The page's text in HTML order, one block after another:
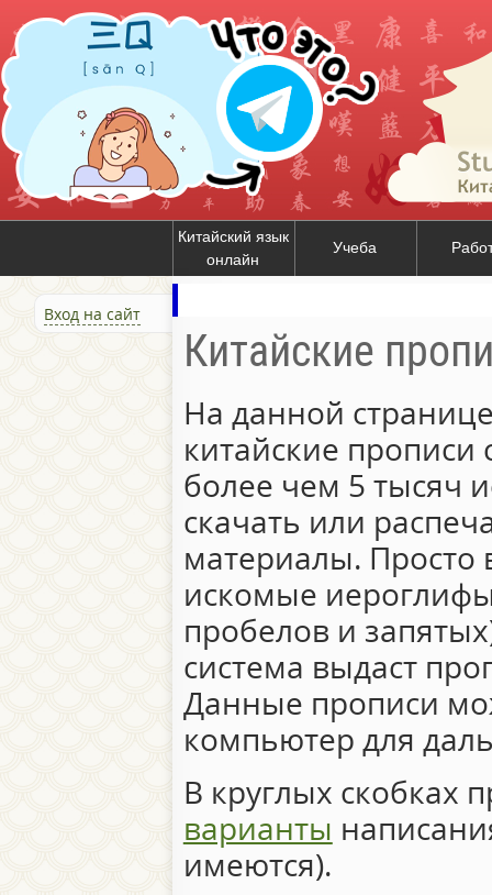
Китайский язык
онлайн
Учеба
Вход на сайт
Китайские
На данной
китайские
более чем 5 тысяч
скачать или
материалы. Просто
искомые
пробелов и
система выдаст
Данные прописи
компьютер для
В круглых скобках
варианты
имеются).